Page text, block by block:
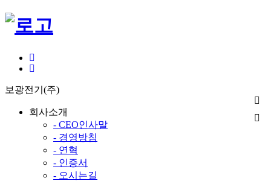
보광전기(주)
회사소개
- CEO인사말
- 경영방침
- 연혁
- 인증서
- 오시는길